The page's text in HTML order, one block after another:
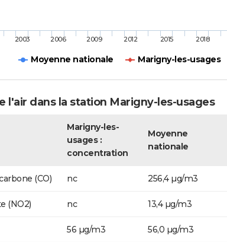
Moyenne nationale Marigny-les-usages
2003 2006 2009 2012 2015 2018
l'air dans la station Marigny-les-usages
Marigny-les-
usages :
concentration
Moyenne
nationale
(CO) nc 256,4 µg/m3
(NO2) nc 13,4 µg/m3
56 µg/m3 56,0 µg/m3